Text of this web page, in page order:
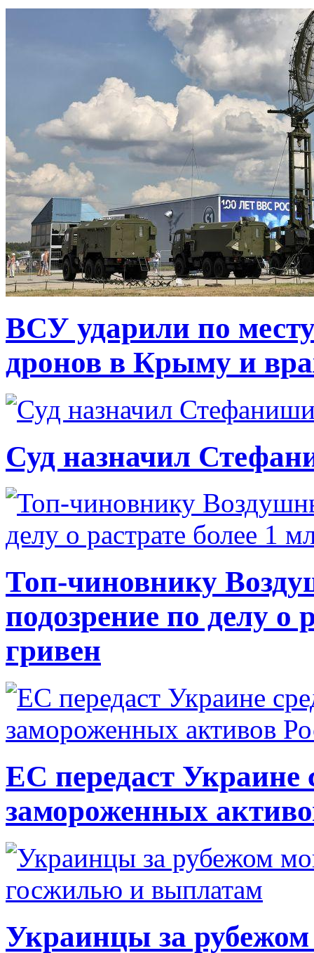
ВСУ ударили по
дронов в Крыму и
Суд назначил
Топ-чиновнику
подозрение по делу о
гривен
ЕС передаст Украине
замороженных
Украинцы за рубежом